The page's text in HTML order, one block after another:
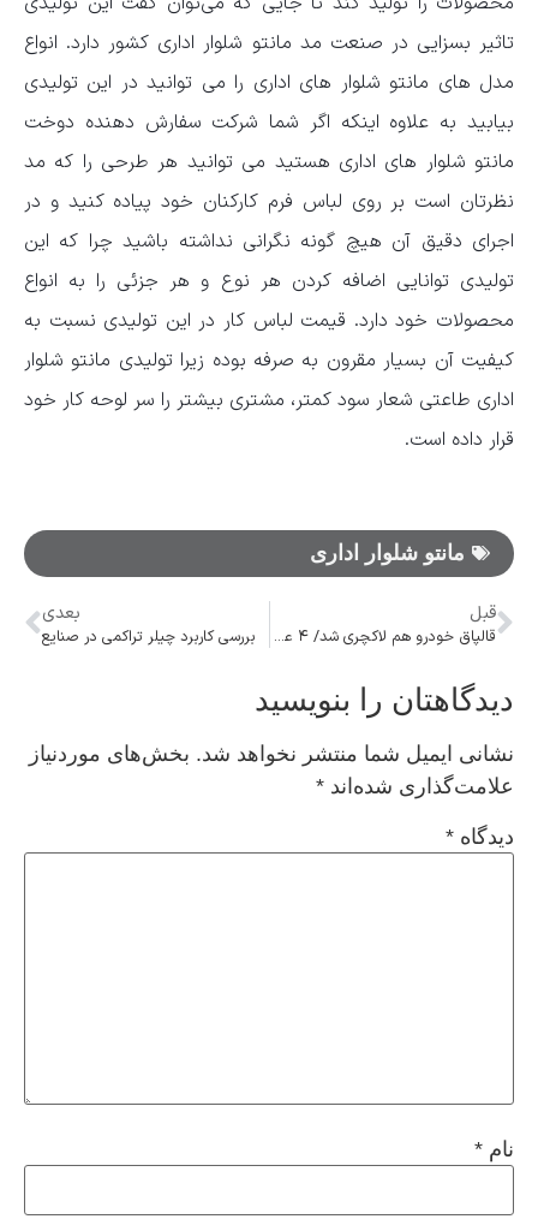
تاثیر بسزایی در صنعت مد مانتو شلوار اداری کشور دارد. انواع
مدل های مانتو شلوار های اداری را می توانید در این تولیدی
بیابید به علاوه اینکه اگر شما شرکت سفارش دهنده دوخت
مانتو شلوار های اداری هستید می توانید هر طرحی را که مد
نظرتان است بر روی لباس فرم کارکنان خود پیاده کنید و در
اجرای دقیق آن هیچ گونه نگرانی نداشته باشید چرا که این
تولیدی توانایی اضافه کردن هر نوع و هر جزئی را به انواع
محصولات خود دارد. قیمت لباس کار در این تولیدی نسبت به
کیفیت آن بسیار مقرون به صرفه بوده زیرا تولیدی مانتو شلوار
اداری طاعتی شعار سود کمتر، مشتری بیشتر را سر لوحه کار خود
قرار داده است.
مانتو شلوار اداری
قبل
قالپاق خودرو هم لاکچری شد/ ۴ عدد نیم میلیون!
بعدی
بررسی کاربرد چیلر تراکمی در صنایع
دیدگاهتان را بنویسید
نشانی ایمیل شما منتشر نخواهد شد. بخش‌های موردنیاز
علامت‌گذاری شده‌اند *
دیدگاه *
نام *